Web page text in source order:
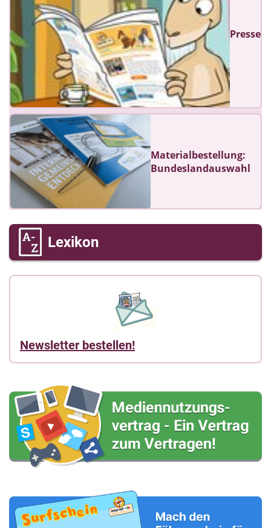
Presse
Materialbestellung:
Bundeslandauswahl
Lexikon
Newsletter bestellen!